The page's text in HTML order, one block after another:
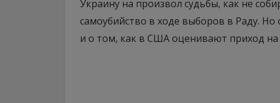
Украину на произвол судьбы, как не
самоубийство в ходе выборов в Раду.
и о том, как в США оценивают приход